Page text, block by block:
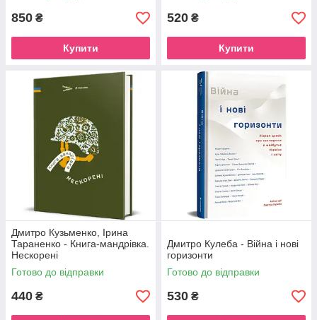
850 ₴
Купити
520 ₴
Купити
Дмитро Кузьменко, Ірина
Тараненко - Книга-мандрівка.
Нескорені
Готово до відправки
440 ₴
Дмитро Кулеба - Війна і нові
горизонти
Готово до відправки
530 ₴